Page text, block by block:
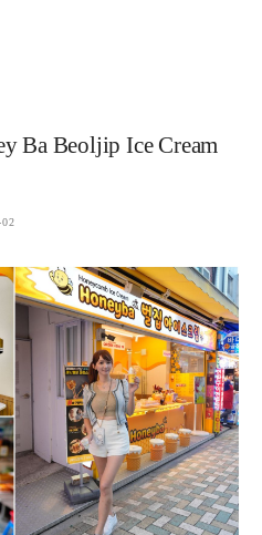
Ba Beoljip Ice Cream